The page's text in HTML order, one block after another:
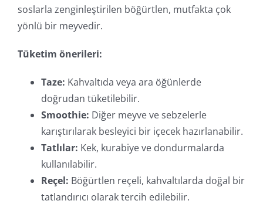
soslarla zenginleştirilen böğürtlen, mutfakta çok
yönlü bir meyvedir.
Tüketim önerileri:
Taze: Kahvaltıda veya ara öğünlerde
doğrudan tüketilebilir.
Smoothie: Diğer meyve ve sebzelerle
karıştırılarak besleyici bir içecek hazırlanabilir.
Tatlılar: Kek, kurabiye ve dondurmalarda
kullanılabilir.
Reçel: Böğürtlen reçeli, kahvaltılarda doğal bir
tatlandırıcı olarak tercih edilebilir.